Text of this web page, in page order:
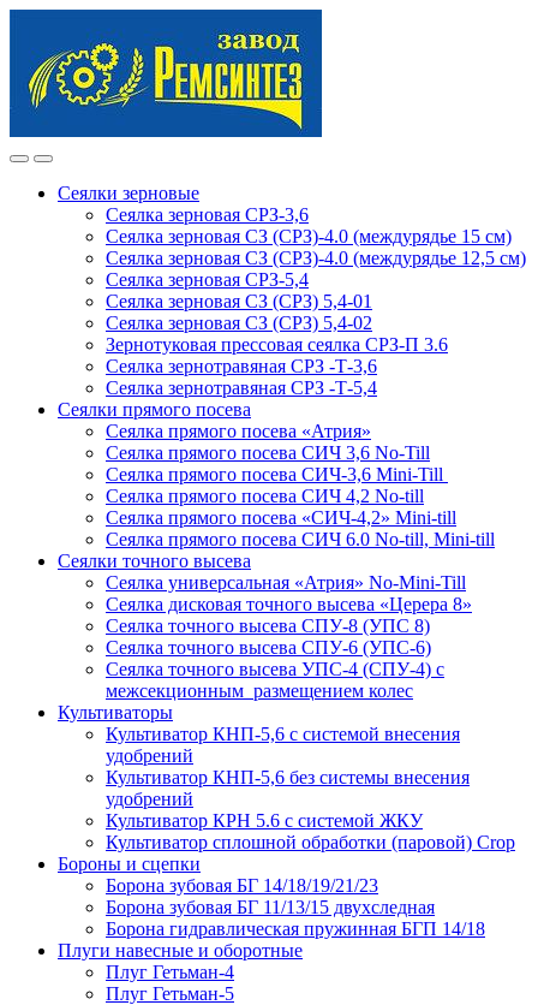
navigation
content
Сеялки зерновые
Сеялка зерновая СРЗ-3,6
Сеялка зерновая СЗ (СРЗ)-4.0 (междурядье 15 см)
Сеялка зерновая СЗ (СРЗ)-4.0 (междурядье 12,5 см)
Сеялка зерновая СРЗ-5,4
Сеялка зерновая СЗ (СРЗ) 5,4-01
Сеялка зерновая СЗ (СРЗ) 5,4-02
Зернотуковая прессовая сеялка СРЗ-П 3.6
Сеялка зернотравяная СРЗ -Т-3,6
Сеялка зернотравяная СРЗ -Т-5,4
Сеялки прямого посева
Сеялка прямого посева «Атрия»
Сеялка прямого посева СИЧ 3,6 No-Till
Сеялка прямого посева СИЧ-3,6 Mini-Till
Сеялка прямого посева СИЧ 4,2 No-till
Сеялка прямого посева «СИЧ-4,2» Mini-till
Сеялка прямого посева СИЧ 6.0 No-till, Mini-till
Сеялки точного высева
Сеялка универсальная «Атрия» No-Mini-Till
Сеялка дисковая точного высева «Церера 8»
Сеялка точного высева СПУ-8 (УПС 8)
Сеялка точного высева СПУ-6 (УПС-6)
Сеялка точного высева УПС-4 (СПУ-4) с
межсекционным размещением колес
Культиваторы
Культиватор КНП-5,6 с системой внесения
удобрений
Культиватор КНП-5,6 без системы внесения
удобрений
Культиватор КРН 5.6 с системой ЖКУ
Культиватор сплошной обработки (паровой) Crop
Бороны и сцепки
Борона зубовая БГ 14/18/19/21/23
Борона зубовая БГ 11/13/15 двухследная
Борона гидравлическая пружинная БГП 14/18
Плуги навесные и оборотные
Плуг Гетьман-4
Плуг Гетьман-5